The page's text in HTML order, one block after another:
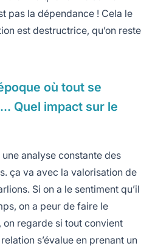
pas la dépendance ! Cela le
est destructrice, qu’on reste
où tout se
Quel impact sur le
analyse constante des
ça va avec la valorisation de
Si on a le sentiment qu’il
on a peur de faire le
on regarde si tout convient
s’évalue en prenant un